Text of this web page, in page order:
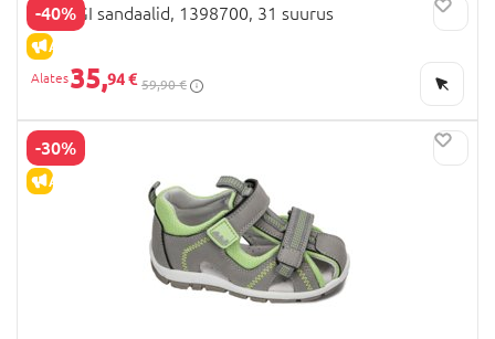
-40%
ALLAHINDLUS
PRIMIGI sandaalid, 1398700, 31 suurus
35,94 € 59,90 €
-30%
ALLAHINDLUS